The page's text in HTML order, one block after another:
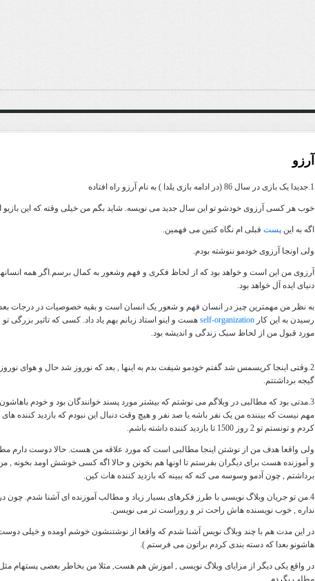
آرزو
1.جدیدا یک بازی در سال 86 (در ادامه بازی یلدا ) به نام آرزو راه افتاده
خوب هر کسی آرزوی خودشو تو این سال جدید می نویسه. شاید بگم من خیلی وقته که این بازیو
اگه به این پست قبلی ام نگاه کنین می فهمین.
ولی اونجا آرزوی خودمو ننوشته بودم.
آرزوی من این است و خواهد بود که از لحاظ فکری و فهم وشعور به کمال برسم.اگر همه
دنیای ایده آل خواهد بود.
به نظر من مهمترین چیز در انسان فهم و شعور یک انسان است و بقیه خصوصیات در درجات
رسیدن به این کار self-organization هست و اینو استاد زبانم بهم یاد داد. کسی که تاثیر بزرگی
مورد قبول من از لحاظ سبک زندگی و اندیشه بود.
2.وقتی اینجا کریسمس شد گفتم خودمو شیفت بدم به اینها , بعد که نوروز شد حال و هوای
گیجه برداشتتم.
3.مدتی بود که مطالبی در وبلاگم می نوشتم که بیشتر مورد پسند خوانندگان بود و خودم
مهم نیست که بیننده من یک نفر باشه یا صد نفر و هیچ وقت دنبال این نبودم که بازدید کننده های
کردم و تونستم تو 2 روز 1500 تا بازدید کننده داشته باشم.
ولی واقعا هدف من از نوشتن اینجا مطالبی است که مورد علاقه من هست. حالا دوست دارم
و آموزنده هست برای دیگران بفرستم تا اونها هم بخونن و حالا اگه کسی خوشش اومد بخونه ,
برداشتم , چون آدمو وسوسه می کنه که ببینه که بازدید کننده هات کین.
4.من تو جریان وبلاگ نویسی با طرز فکرهای بسیار زیاد و مطالب آموزنده ای آشنا شدم. چون
نداره , خوب نویسنده هاش راحت تر و روراست تر می نویسن.
در این مدت هم با چند وبلاگ نویس آشنا شدم که واقعا از نوشتنشون خوشم اومده و خیلی دوست
هاشونو بعدا که دسته بندی کردم براتون می فرستم ).
در واقع یکی دیگر از مزایای وبلاگ نویسی , اموزش هم هست, مثلا من بخاطر بعضی پستهام
مطلب بگردم.